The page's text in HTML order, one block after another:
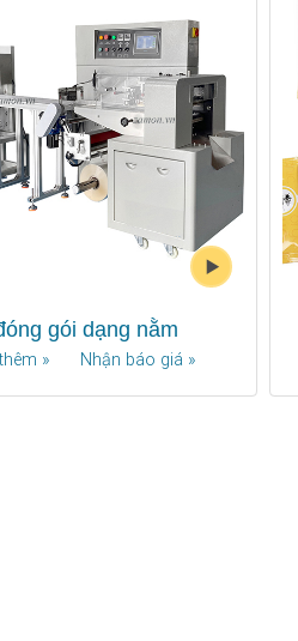
gói dạng nằm
» Nhận báo giá »